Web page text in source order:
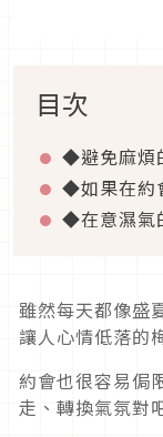
目次
◆避免麻煩
◆如果在約
◆在意濕氣
雖然每天都像盛
讓人心情低落的
約會也很容易侷
走、轉換氣氛對